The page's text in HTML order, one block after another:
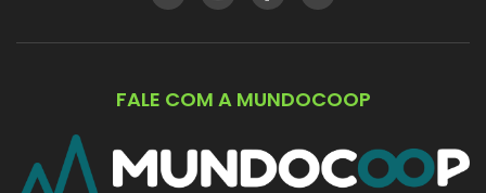
FALE COM A MUNDOCOOP